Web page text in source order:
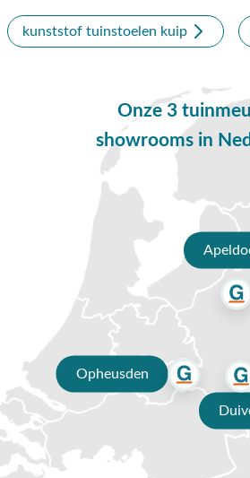
mail, gebruik onze chatfunctie of
showroom in Opheusden, Duiven of
Waarom kopen bij Van der
tuinmeubelen?
✔ 80 jaar ervaring
✔ Persoonlijk advies van specialisten
✔ 9.4/10 uit 19.500+ klantbeoordeling
✔ Gratis verzending vanaf €50,-
✔ Goede service
kunststof tuinstoelen kuip
Onze 3
showrooms in
Opheusden